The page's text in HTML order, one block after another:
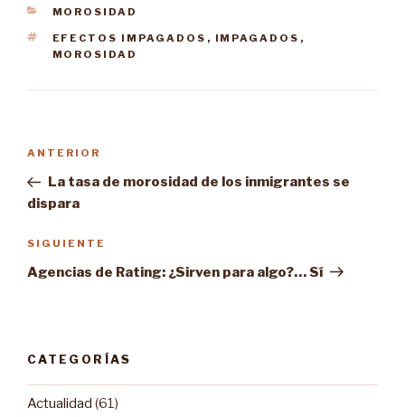
CATEGORÍAS
MOROSIDAD
ETIQUETAS
EFECTOS IMPAGADOS , IMPAGADOS ,
MOROSIDAD
Navegación
entradas
Entrada
anterior:
ANTERIOR
La tasa de morosidad de los inmigrantes se
dispara
Siguiente
entrada
SIGUIENTE
Agencias de Rating: ¿Sirven para algo?… Sí
CATEGORÍAS
Actualidad (61)